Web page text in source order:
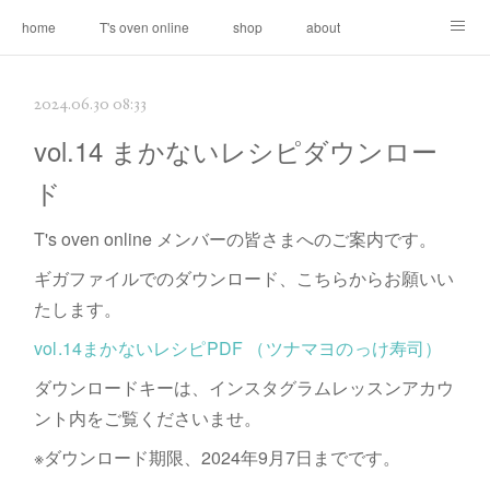
home T's oven online shop about
2024.06.30 08:33
vol.14 まかないレシピダウンロー
ド
T's oven online メンバーの皆さまへのご案内です。
ギガファイルでのダウンロード、こちらからお願いい
たします。
vol.14まかないレシピPDF （ツナマヨのっけ寿司）
ダウンロードキーは、インスタグラムレッスンアカウ
ント内をご覧くださいませ。
※ダウンロード期限、2024年9月7日までです。